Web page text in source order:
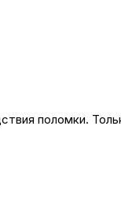
поломки.